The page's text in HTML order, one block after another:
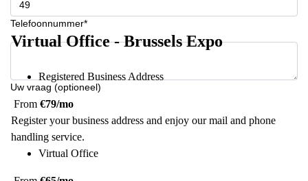
Telefoonnummer*
Uw vraag (optioneel)
Virtual Office - Brussels Expo
Registered Business Address
From €79/mo
Register your business address and enjoy our mail and phone
handling service.
Virtual Office